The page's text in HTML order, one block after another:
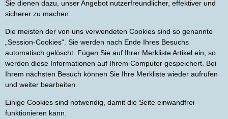
Sie dienen dazu, unser Angebot nutzerfreundlicher, effektiver und
sicherer zu machen.
Die meisten der von uns verwendeten Cookies sind so genannte
„Session-Cookies“. Sie werden nach Ende Ihres Besuchs
automatisch gelöscht. Fügen Sie auf Ihrer Merkliste Artikel ein, so
werden diese Informationen auf Ihrem Computer gespeichert. Bei
Ihrem nächsten Besuch können Sie Ihre Merkliste wieder aufrufen
und weiter bearbeiten.
Einige Cookies sind notwendig, damit die Seite einwandfrei
funktionieren kann.